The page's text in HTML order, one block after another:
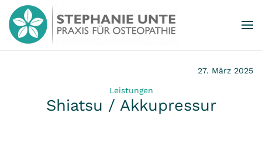
Zum Hauptinhalt springen
27. März 2025
Leistungen
Shiatsu / Akkupressur